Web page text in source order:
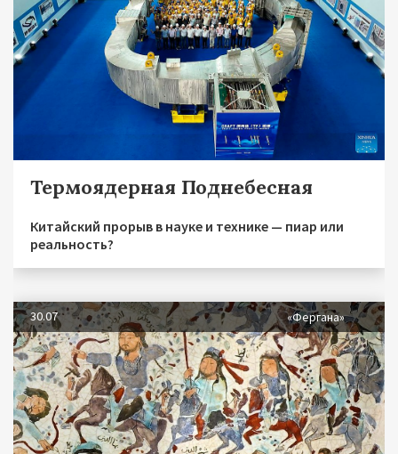
Термоядерная Поднебесная
Китайский прорыв в науке и технике — пиар или
реальность?
30.07 «Фергана»